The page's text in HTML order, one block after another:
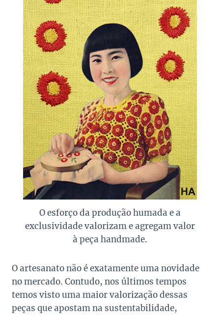
O esforço da produção humada e a
exclusividade valorizam e agregam valor
à peça handmade.
O artesanato não é exatamente uma novidade
no mercado. Contudo, nos últimos tempos
temos visto uma maior valorização dessas
peças que apostam na sustentabilidade,